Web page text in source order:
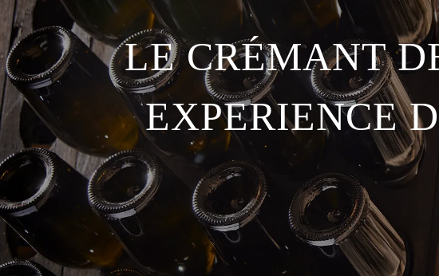
LE CRÉMANT
EXPERIENCE